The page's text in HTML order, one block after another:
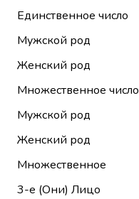
Единственное число
Мужской род
Женский род
Множественное число
Мужской род
Женский род
Множественное
3-е (Они) Лицо